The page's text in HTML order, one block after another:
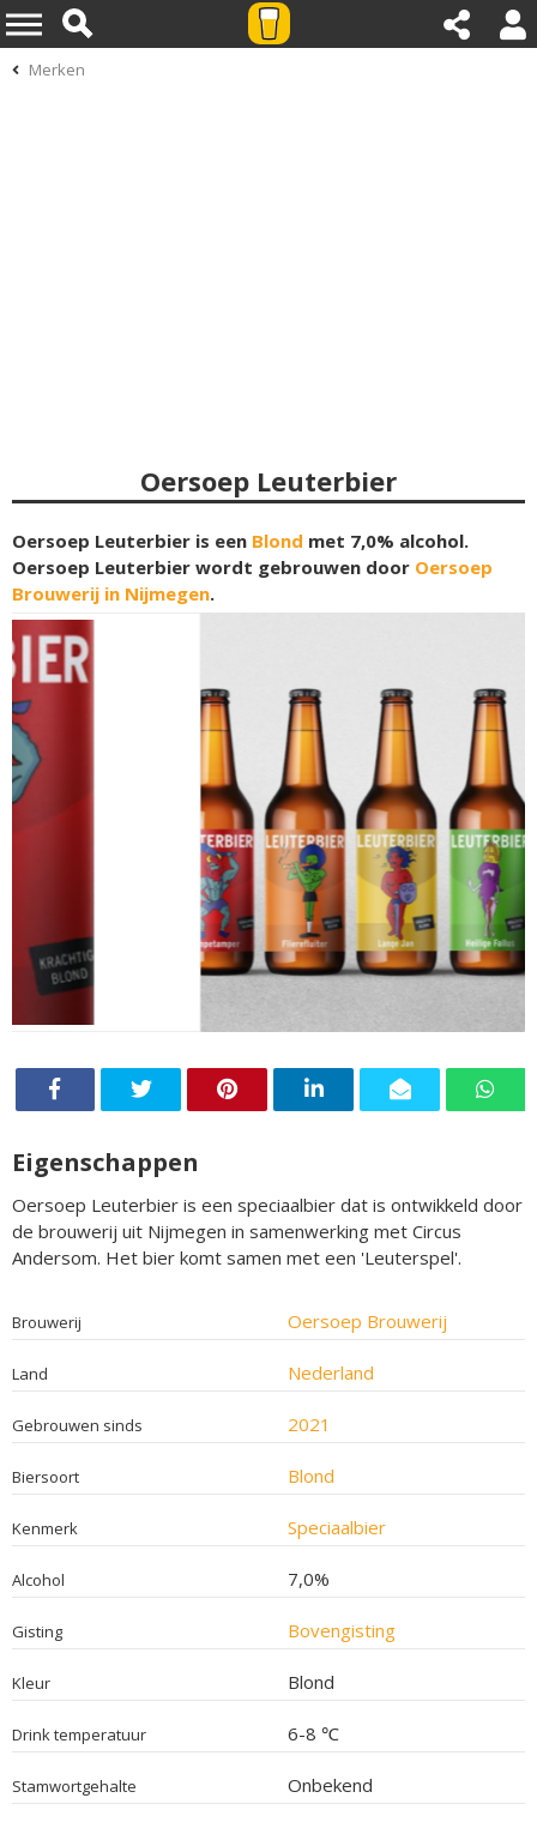
Merken
Oersoep Leuterbier
Oersoep Leuterbier is een Blond met 7,0% alcohol.
Oersoep Leuterbier wordt gebrouwen door Oersoep
Brouwerij in Nijmegen.
Eigenschappen
Oersoep Leuterbier is een speciaalbier dat is ontwikkeld door
de brouwerij uit Nijmegen in samenwerking met Circus
Andersom. Het bier komt samen met een 'Leuterspel'.
Brouwerij Oersoep Brouwerij
Land Nederland
Gebrouwen sinds 2021
Biersoort Blond
Kenmerk Speciaalbier
Alcohol 7,0%
Gisting Bovengisting
Kleur Blond
Drink temperatuur 6-8 ℃
Stamwortgehalte Onbekend